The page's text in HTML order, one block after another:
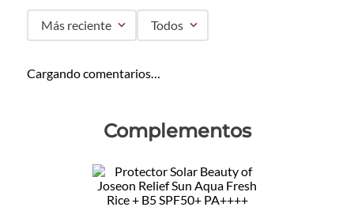
Tu nombre
Más reciente Todos
Cargando comentarios…
Complementos